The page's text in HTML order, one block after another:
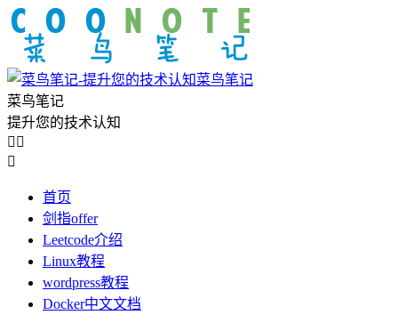
菜鸟笔记
菜鸟笔记
提升您的技术认知
 

首页
剑指offer
Leetcode介绍
Linux教程
wordpress教程
Docker中文文档